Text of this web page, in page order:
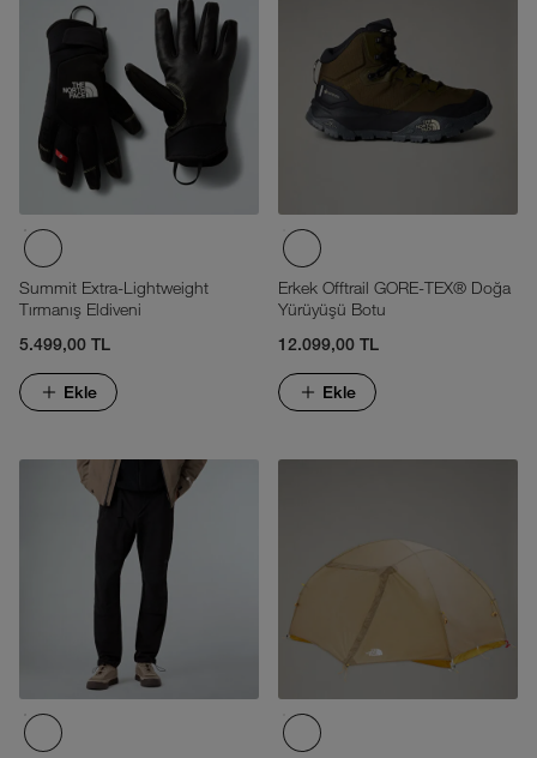
Summit Extra-Lightweight
Tırmanış Eldiveni
5.499,00 TL
Ekle
Erkek Offtrail GORE-TEX® Doğa
Yürüyüşü Botu
12.099,00 TL
Ekle